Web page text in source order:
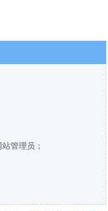
管理员；